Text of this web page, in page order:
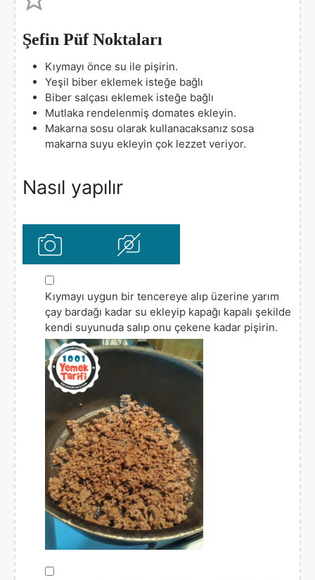
Şefin Püf Noktaları
Kıymayı önce su ile pişirin.
Yeşil biber eklemek isteğe bağlı
Biber salçası eklemek isteğe bağlı
Mutlaka rendelenmiş domates ekleyin.
Makarna sosu olarak kullanacaksanız sosa
makarna suyu ekleyin çok lezzet veriyor.
Nasıl yapılır
▢
Kıymayı uygun bir tencereye alıp üzerine yarım
çay bardağı kadar su ekleyip kapağı kapalı şekilde
kendi suyunuda salıp onu çekene kadar pişirin.
▢